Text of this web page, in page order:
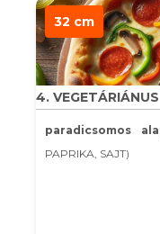
32 cm
4. VEGETÁRIÁNUS
paradicsomos
PAPRIKA, SAJT)